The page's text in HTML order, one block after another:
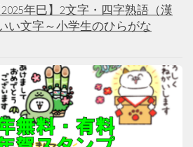
年巳】2文字・四字熟語（漢
い文字～小学生のひらがな